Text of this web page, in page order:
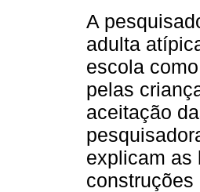
A
adulta
escola
pelas
aceitação
explicam as
construções